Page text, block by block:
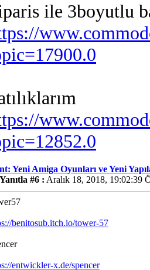
ile 3boyutlu
Yeni Amiga Oyunları ve Yeni
Yanıtla #6 : Aralık 18, 2018, 19:02:39
benitosub.itch.io/tower-57
entwickler-x.de/spencer